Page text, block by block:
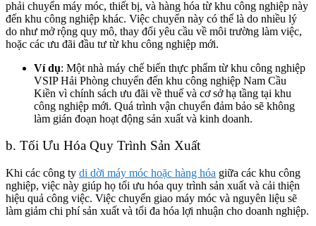
phải chuyển máy móc, thiết bị, và hàng hóa từ khu công nghiệp này
đến khu công nghiệp khác. Việc chuyển này có thể là do nhiều lý
do như mở rộng quy mô, thay đổi yêu cầu về môi trường làm việc,
hoặc các ưu đãi đầu tư từ khu công nghiệp mới.
Ví dụ: Một nhà máy chế biến thực phẩm từ khu công nghiệp
VSIP Hải Phòng chuyển đến khu công nghiệp Nam Cầu
Kiền vì chính sách ưu đãi về thuế và cơ sở hạ tầng tại khu
công nghiệp mới. Quá trình vận chuyển đảm bảo sẽ không
làm gián đoạn hoạt động sản xuất và kinh doanh.
b. Tối Ưu Hóa Quy Trình Sản Xuất
Khi các công ty di dời máy móc hoặc hàng hóa giữa các khu công
nghiệp, việc này giúp họ tối ưu hóa quy trình sản xuất và cải thiện
hiệu quả công việc. Việc chuyển giao máy móc và nguyên liệu sẽ
làm giảm chi phí sản xuất và tối đa hóa lợi nhuận cho doanh nghiệp.